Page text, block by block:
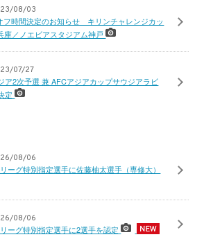
08/03
フ時間決定のお知らせ キリンチャレンジカッ
／ノエビアスタジアム神戸
07/27
ア2次予選 兼 AFCアジアカップサウジアラビ
定
08/06
ーグ特別指定選手に佐藤柚太選手（専修大）
08/06
ーグ特別指定選手に2選手を認定